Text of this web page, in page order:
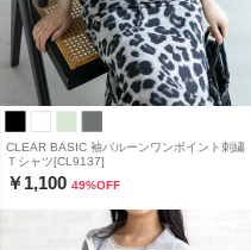
CLEAR BASIC 袖バルーンワンポイント刺繍
Ｔシャツ[CL9137]
￥1,100 49%OFF